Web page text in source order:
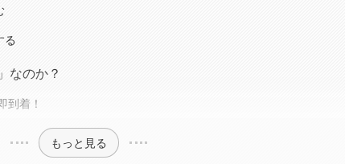
る
なのか？
着！
もっと見る